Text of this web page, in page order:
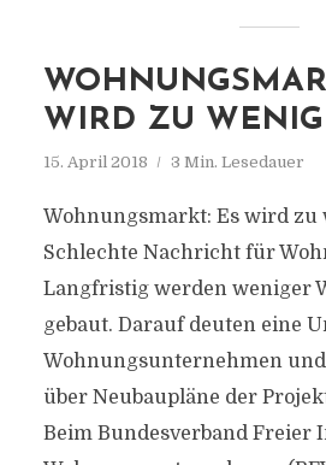
WIRD ZU WENIG
15. April 2018 3 Min. Lesedauer
Wohnungsmarkt: Es wird zu
Schlechte Nachricht für
Langfristig werden weniger
gebaut. Darauf deuten eine
Wohnungsunternehmen
über Neubaupläne der
Beim Bundesverband Freier